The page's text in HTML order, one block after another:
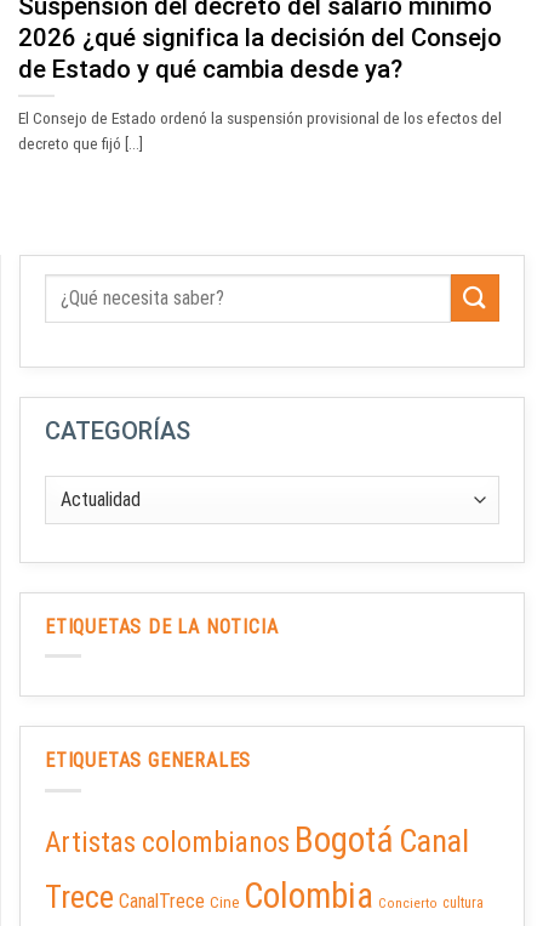
2026 ¿qué significa la decisión del Consejo
de Estado y qué cambia desde ya?
El Consejo de Estado ordenó la suspensión provisional de los efectos del
decreto que fijó [...]
CATEGORÍAS
ETIQUETAS DE LA NOTICIA
ETIQUETAS GENERALES
Artistas colombianos Bogotá Canal
Trece CanalTrece Cine Colombia Concierto cultura